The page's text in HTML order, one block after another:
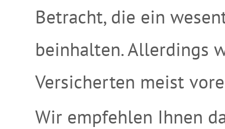
Betracht, die ein
beinhalten. Allerdings
Versicherten meist
Wir empfehlen Ihnen